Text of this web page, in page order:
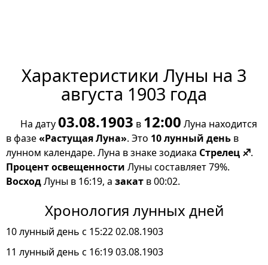
Характеристики Луны на 3
августа 1903 года
На дату03.08.1903 в 12:00 Луна находится
в фазе«Растущая Луна». Это 10 лунный день в
лунном календаре. Луна в знаке зодиака Стрелец ♐.
Процент освещенности Луны составляет 79%.
ВосходЛуны в 16:19, а закат в 00:02.
Хронология лунных дней
10 лунный день с 15:22 02.08.1903
11 лунный день с 16:19 03.08.1903